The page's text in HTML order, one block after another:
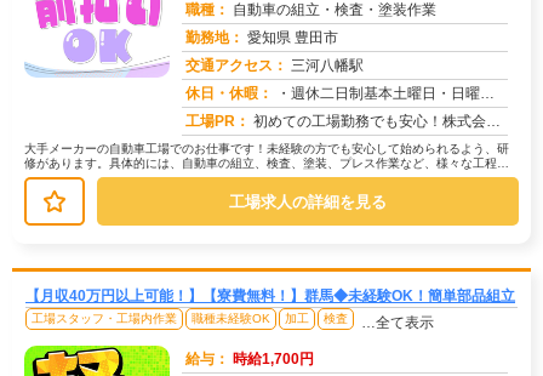
職種： 自動車の組立・検査・塗装作業
勤務地： 愛知県 豊田市
交通アクセス： 三河八幡駅
休日・休暇：
・週休二日制基本土曜日・日曜日・長期休暇ありGW休暇・お盆休暇・年末年始休暇・年次有給休暇あり※配属先、工場カレン...
工場PR： 初めての工場勤務でも安心！株式会社京栄センターで、新しい一歩を踏み出してみませんか？充実のサポート体制で、あなたを...
大手メーカーの自動車工場でのお仕事です！未経験の方でも安心して始められるよう、研
修があります。具体的には、自動車の組立、検査、塗装、プレス作業など、様々な工程が
あります。募集状況によって作業内容...
工場求人の詳細を見る
【月収40万円以上可能！】【寮費無料！】群馬◆未経験OK！簡単部品組立
工場スタッフ・工場内作業 職種未経験OK 加工 検査 …全て表示
給与： 時給1,700円